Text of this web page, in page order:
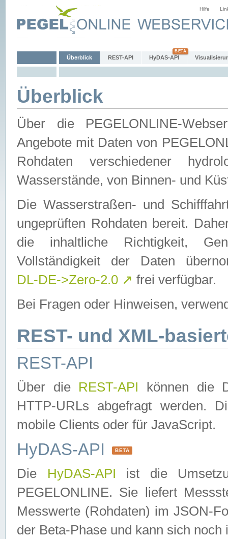
Hilfe
Überblick REST-API HyDAS-API
Überblick
Über die PEGELONLINE-
Angebote mit Daten von
Rohdaten verschiedener
Wasserstände, von Binnen- und
Die Wasserstraßen- und
ungeprüften Rohdaten bereit.
die inhaltliche Richtigkeit,
Vollständigkeit der Daten
DL-DE->Zero-2.0 ↗ frei verfügbar.
Bei Fragen oder Hinweisen,
REST- und XML-
REST-API
Über die REST-API können die
HTTP-URLs abgefragt werden.
mobile Clients oder für JavaScript.
HyDAS-API BETA
Die HyDAS-API ist die
PEGELONLINE. Sie liefert
Messwerte (Rohdaten) im JSON-
der Beta-Phase und kann sich noch